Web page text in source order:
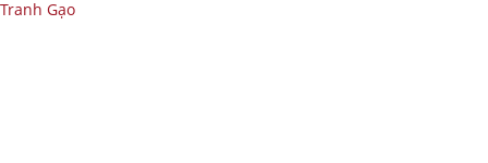
Tranh Gạo